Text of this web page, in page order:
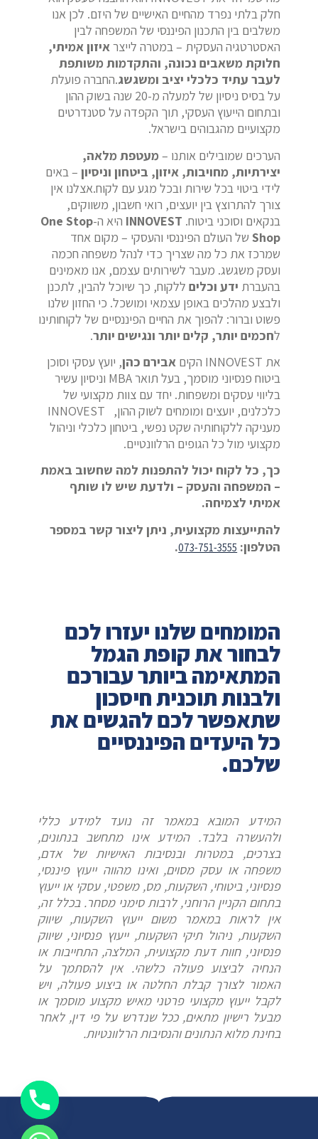
חלק בלתי נפרד מהחיים האישיים של היזם. לכן אנו
משלבים בין התכנון הפיננסי של המשפחה לבין
האסטרטגיה העסקית – במטרה לייצראיזון אמיתי,
חלוקת משאבים נכונה, והתקדמות משותפת
לעבר עתיד כלכלי יציב ומשגשג.החברה פועלת
על בסיס ניסיון של למעלה מ-20 שנה בשוק ההון
ובתחום הייעוץ העסקי, תוך הקפדה על סטנדרטים
מקצועיים מהגבוהים בישראל.
הערכים שמובילים אותנו – מעטפת מלאה,
יצירתיות, מחויבות, איזון, ביטחון וניסיון – באים
לידי ביטוי בכל שירות ובכל מגע עם לקוח.אצלנו אין
צורך להתרוצץ בין יועצים, רואי חשבון, משווקים,
בנקאים וסוכני ביטוח. INNOVEST היא ה-One Stop
Shopשל העולם הפיננסי והעסקי – מקום אחד
שמרכז את כל מה שצריך כדי לנהל משפחה חכמה
ועסק משגשג. מעבר לשירותים עצמם, אנו מאמינים
בהעברת ידע וכליםללקוח, כך שיוכל להבין, לתכנן
ולבצע מהלכים באופן עצמאי ומושכל. כי החזון שלנו
פשוט וברור: להפוך את החיים הפיננסיים של לקוחותינו
לחכמים יותר, קלים יותר ונגישים יותר.
את INNOVEST הקים
אבירם כהן, יועץ עסקי וסוכן
ביטוח פנסיוני מוסמך, בעל תואר MBA וניסיון עשיר
בליווי עסקים ומשפחות. יחד עם צוות מקצועי של
כלכלנים, יועצים ומומחים לשוק ההון, INNOVEST
מעניקה ללקוחותיה שקט נפשי, ביטחון כלכלי וניהול
מקצועי מול כל הגופים הרלוונטיים.
כך, כל לקוח יכול להתפנות למה שחשוב באמת
– המשפחה והעסק – ולדעת שיש לו שותף
אמיתי לצמיחה.
להתייעצות מקצועית, ניתן ליצור קשר במספר
הטלפון: 073-751-3555
.
המומחים שלנו יעזרו לכם
לבחור את קופת הגמל
המתאימה ביותר עבורכם
ולבנות תוכנית חיסכון
שתאפשר לכם להגשים את
כל היעדים הפיננסיים
שלכם.
המידע המובא במאמר זה נועד למידע כללי
ולהעשרה בלבד. המידע אינו מתחשב בנתונים,
בצרכים, במטרות ובנסיבות האישיות של אדם,
משפחה או עסק מסוים, ואינו מהווה ייעוץ פיננסי,
פנסיוני, ביטוחי, השקעות, מס, משפטי, עסקי או ייעוץ
בתחום הקניין הרוחני, לרבות סימני מסחר. בכלל זה,
אין לראות במאמר משום ייעוץ השקעות, שיווק
השקעות, ניהול תיקי השקעות, ייעוץ פנסיוני, שיווק
פנסיוני, חוות דעת מקצועית, המלצה, התחייבות או
הנחיה לביצוע פעולה כלשהי. אין להסתמך על
האמור לצורך קבלת החלטה או ביצוע פעולה, ויש
לקבל ייעוץ מקצועי פרטני מאיש מקצוע מוסמך או
מבעל רישיון מתאים, ככל שנדרש על פי דין, לאחר
בחינת מלוא הנתונים והנסיבות הרלוונטיות.